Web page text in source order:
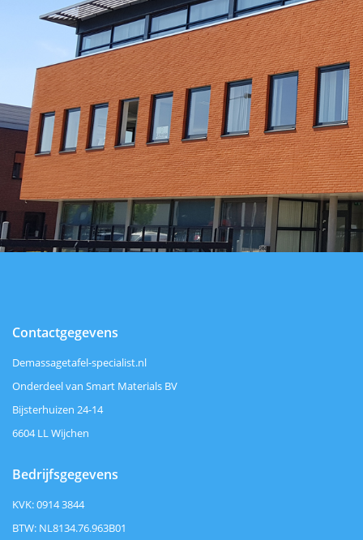
Contactgegevens
Demassagetafel-specialist.nl
Onderdeel van Smart Materials BV
Bijsterhuizen 24-14
6604 LL Wijchen
Bedrijfsgegevens
KVK: 0914 3844
BTW: NL8134.76.963B01